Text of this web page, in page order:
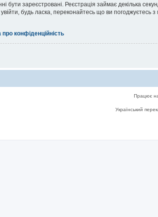
бути зареєстровані. Реєстрація займає декілька
будь ласка, переконайтесь що ви
конфіденційність
Працює
Український